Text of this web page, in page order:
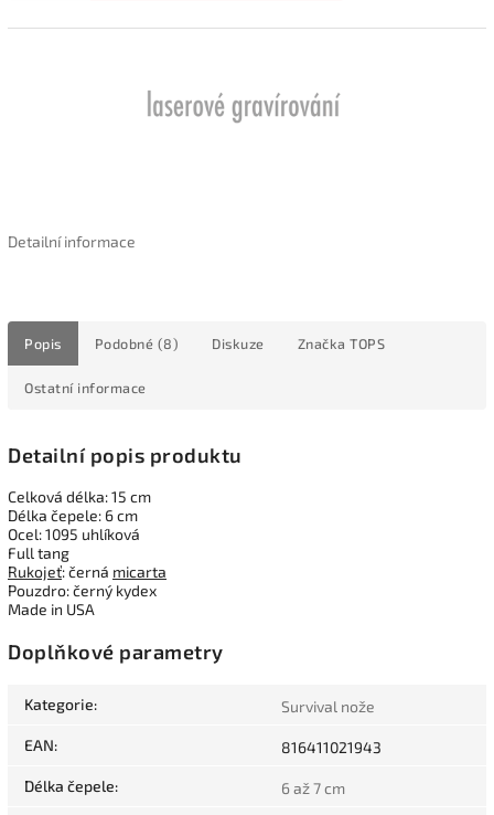
Detailní informace
Popis Podobné (8) Diskuze Značka TOPS
Ostatní informace
Detailní popis produktu
Celková délka: 15 cm
Délka čepele: 6 cm
Ocel: 1095 uhlíková
Full tang
Rukojeť: černá micarta
Pouzdro: černý kydex
Made in USA
Doplňkové parametry
Kategorie: Survival nože
EAN: 816411021943
Délka čepele: 6 až 7 cm